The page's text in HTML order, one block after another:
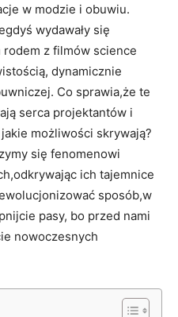
w modzie i obuwiu.
wydawały się
z filmów science
dynamicznie
Co sprawia,że te
serca projektantów i
możliwości skrywają?
się fenomenowi
ich tajemnice
sposób,w
pasy, bo przed nami
nowoczesnych